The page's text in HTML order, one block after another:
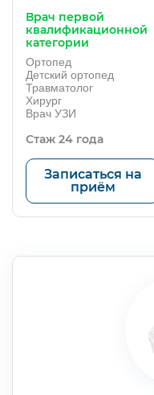
Врач первой
квалификационной
категории
Ортопед
Детский ортопед
Травматолог
Хирург
Врач УЗИ
Стаж 24 года
Записаться на
приём